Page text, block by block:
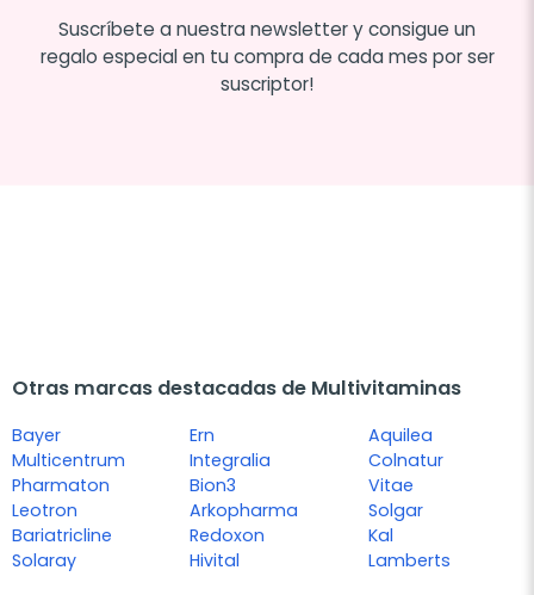
Suscríbete a nuestra newsletter y consigue un
regalo especial en tu compra de cada mes por ser
suscriptor!
Otras marcas destacadas de Multivitaminas
Bayer
Multicentrum
Pharmaton
Leotron
Bariatricline
Solaray
Ern
Integralia
Bion3
Arkopharma
Redoxon
Hivital
Aquilea
Colnatur
Vitae
Solgar
Kal
Lamberts